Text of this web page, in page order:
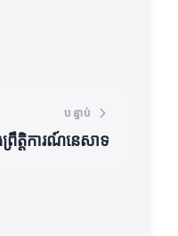
បន្ទាប់
រឹត្តិការណ៍នេសាទ